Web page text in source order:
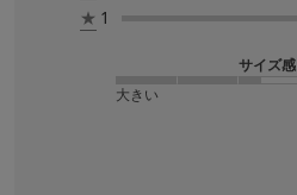
★ 1
サイズ感
大きい